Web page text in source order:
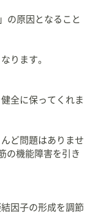
の原因となること
ります。
全に保ってくれま
ど問題はありませ
の機能障害を引き
因子の形成を調節